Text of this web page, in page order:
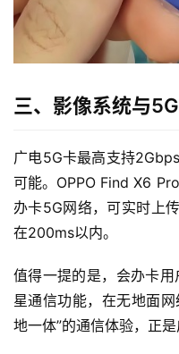
页
量
卡
宽
随
身
三、影像系统与
广电5G卡最高支持
可能。OPPO Find X6
办卡5G网络，可实时上
在200ms以内。
值得一提的是，会办卡
星通信功能，在无地面
地一体”的通信体验，正